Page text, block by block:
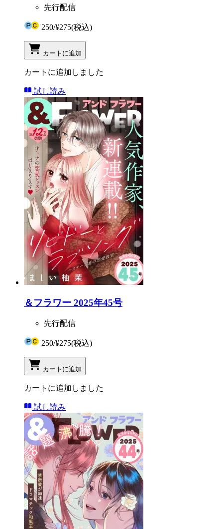
先行配信
250/¥275(税込)
カートに追加
カートに追加しました
試し読み
＆フラワー 2025年45号
先行配信
250/¥275(税込)
カートに追加
カートに追加しました
試し読み